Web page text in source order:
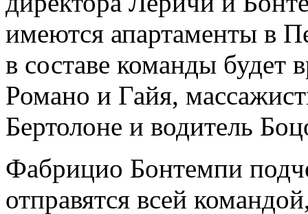
имеются апартаменты в
в составе команды будет
Романо и Гайя,
Бертолоне и водитель
Фабрицио Бонтемпи
отправятся всей